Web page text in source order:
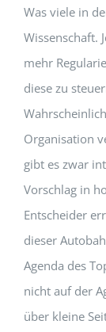
Was viele in
Wissenschaft.
mehr
diese zu
Organisation
gibt es zwar
Vorschlag in
Entscheider
dieser
Agenda des
nicht auf der
über kleine